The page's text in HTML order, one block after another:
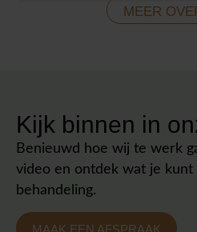
MEER
Kijk binnen in
Benieuwd hoe wij te werk
video en ontdek wat je
behandeling.